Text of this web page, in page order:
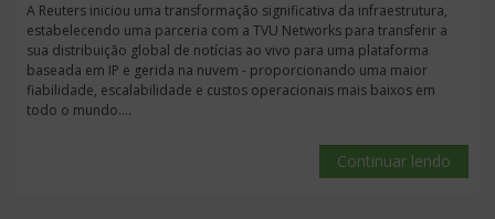
A Reuters iniciou uma transformação significativa da infraestrutura,
estabelecendo uma parceria com a TVU Networks para transferir a
sua distribuição global de notícias ao vivo para uma plataforma
baseada em IP e gerida na nuvem - proporcionando uma maior
fiabilidade, escalabilidade e custos operacionais mais baixos em
todo o mundo....
Continuar lendo